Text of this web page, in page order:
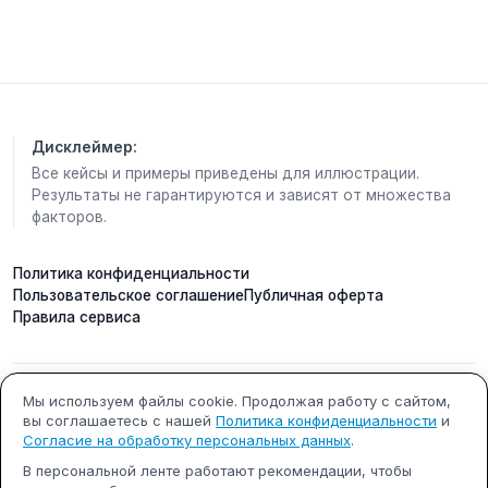
канала
Дисклеймер:
Все кейсы и примеры приведены для иллюстрации.
Результаты не гарантируются и зависят от множества
факторов.
Политика конфиденциальности
Пользовательское соглашениеПубличная оферта
Правила сервиса
ИП Кобилинский Артем
Сергеевич
ИНН 615490002327
ОГРНИП 322619600000731
Мы используем файлы cookie. Продолжая работу с сайтом,
вы соглашаетесь с нашей Политика конфиденциальности и
Согласие на обработку персональных данных.
В персональной ленте работают рекомендации, чтобы